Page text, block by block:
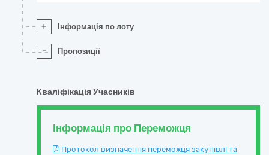
+ Інформація по лоту
- Пропозиції
Кваліфікація Учасників
Інформація про Переможця
Протокол визначення переможця закупівлі та